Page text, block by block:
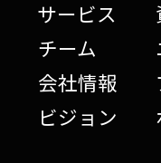
サービス
チーム
会社情報
ビジョン